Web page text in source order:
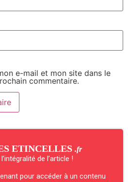
e-mail et mon site dans le
commentaire.
ETINCELLES .fr
de l’article !
pour accéder à un contenu